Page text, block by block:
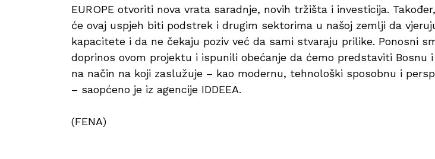
EUROPE otvoriti nova vrata saradnje, novih tržišta i investicija.
će ovaj uspjeh biti podstrek i drugim sektorima u našoj zemlji da
kapacitete i da ne čekaju poziv već da sami stvaraju prilike. Ponosni
doprinos ovom projektu i ispunili obećanje da ćemo predstaviti Bosnu i
na način na koji zaslužuje – kao modernu, tehnološki sposobnu i
– saopćeno je iz agencije IDDEEA.
(FENA)